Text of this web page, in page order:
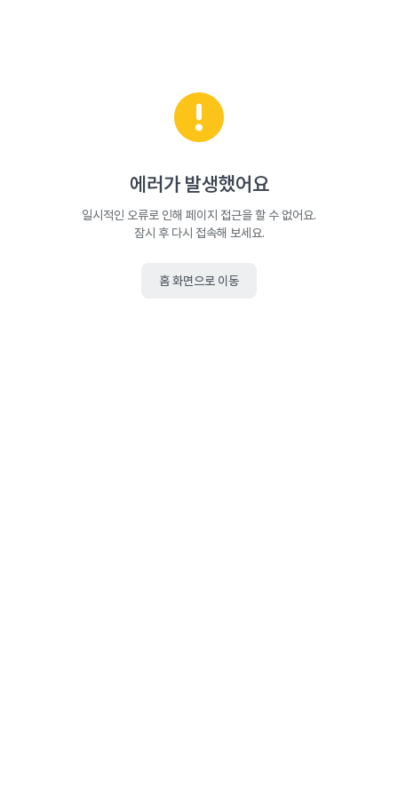
에러가 발생했어요
일시적인 오류로 인해 페이지 접근을 할 수 없어요.
잠시 후 다시 접속해 보세요.
홈 화면으로 이동